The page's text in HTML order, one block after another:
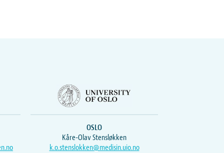
OSLO
Kåre-Olav Stensløkken
k.o.stenslokken@medisin.uio.no